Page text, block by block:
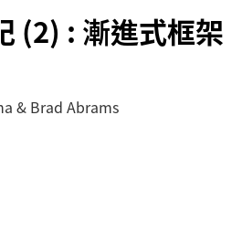
(2) : 漸進式框架
& Brad Abrams